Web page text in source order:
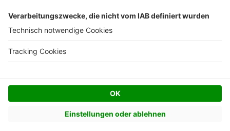
© AVIV Germany GmbH - 2026
Facebook
Twitter